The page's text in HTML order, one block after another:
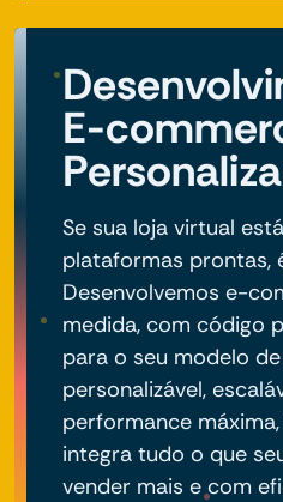
E-
Se sua loja virtual
plataformas prontas,
Desenvolvemos e-
medida, com código
para o seu modelo
personalizável,
performance
integra tudo o que
vender mais e com